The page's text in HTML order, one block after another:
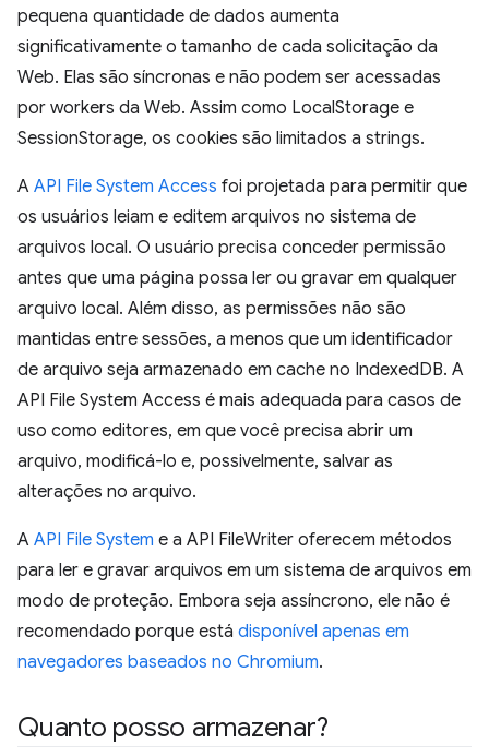
pequena quantidade de dados aumenta
significativamente o tamanho de cada solicitação da
Web. Elas são síncronas e não podem ser acessadas
por workers da Web. Assim como LocalStorage e
SessionStorage, os cookies são limitados a strings.
A API File System Access foi projetada para permitir que
os usuários leiam e editem arquivos no sistema de
arquivos local. O usuário precisa conceder permissão
antes que uma página possa ler ou gravar em qualquer
arquivo local. Além disso, as permissões não são
mantidas entre sessões, a menos que um identificador
de arquivo seja armazenado em cache no IndexedDB. A
API File System Access é mais adequada para casos de
uso como editores, em que você precisa abrir um
arquivo, modificá-lo e, possivelmente, salvar as
alterações no arquivo.
A API File System e a API FileWriter oferecem métodos
para ler e gravar arquivos em um sistema de arquivos em
modo de proteção. Embora seja assíncrono, ele não é
recomendado porque está disponível apenas em
navegadores baseados no Chromium.
Quanto posso armazenar?